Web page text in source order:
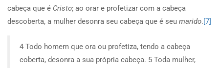
cabeça que é Cristo; ao orar e profetizar com a cabeça
descoberta, a mulher desonra seu cabeça que é seu marido.[7]
4 Todo homem que ora ou profetiza, tendo a cabeça
coberta, desonra a sua própria cabeça. 5 Toda mulher,